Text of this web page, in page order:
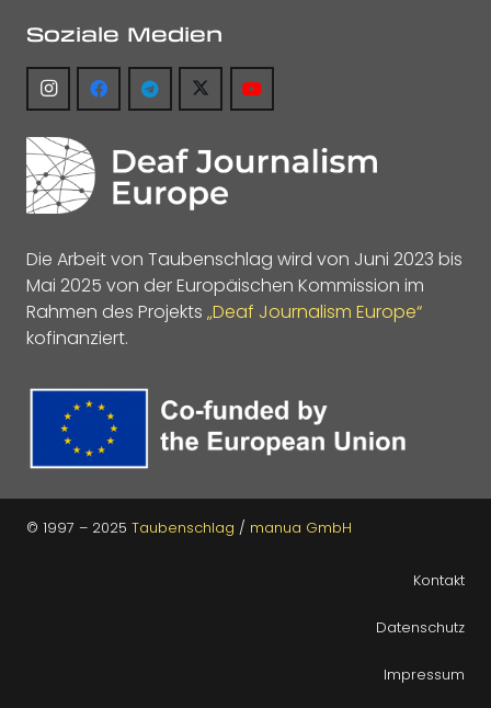
Soziale Medien
Die Arbeit von Taubenschlag wird von Juni 2023 bis
Mai 2025 von der Europäischen Kommission im
Rahmen des Projekts „Deaf Journalism Europe“
kofinanziert.
© 1997 – 2025 Taubenschlag / manua GmbH
Kontakt
Datenschutz
Impressum